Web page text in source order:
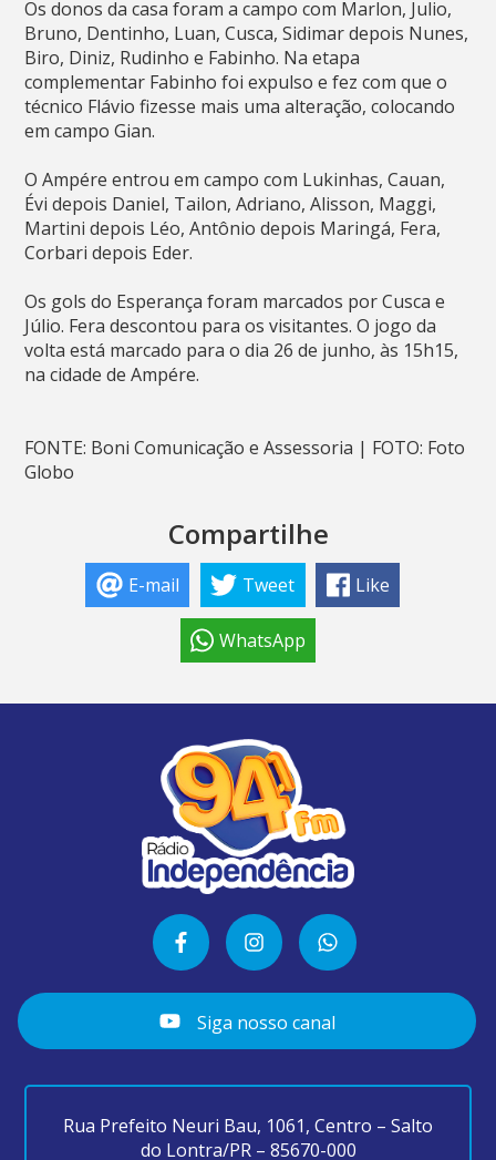
Os donos da casa foram a campo com Marlon, Julio,
Bruno, Dentinho, Luan, Cusca, Sidimar depois Nunes,
Biro, Diniz, Rudinho e Fabinho. Na etapa
complementar Fabinho foi expulso e fez com que o
técnico Flávio fizesse mais uma alteração, colocando
em campo Gian.
O Ampére entrou em campo com Lukinhas, Cauan,
Évi depois Daniel, Tailon, Adriano, Alisson, Maggi,
Martini depois Léo, Antônio depois Maringá, Fera,
Corbari depois Eder.
Os gols do Esperança foram marcados por Cusca e
Júlio. Fera descontou para os visitantes. O jogo da
volta está marcado para o dia 26 de junho, às 15h15,
na cidade de Ampére.
FONTE: Boni Comunicação e Assessoria | FOTO: Foto
Globo
Compartilhe
E-mail Tweet Like
WhatsApp
Siga nosso canal
Rua Prefeito Neuri Bau, 1061, Centro – Salto
do Lontra/PR – 85670-000